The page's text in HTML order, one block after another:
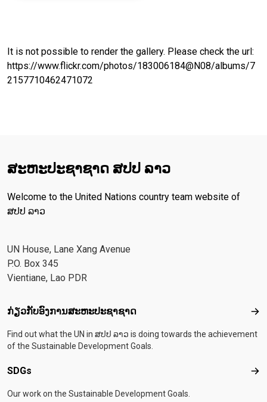
It is not possible to render the gallery. Please check the url:
https://www.flickr.com/photos/183006184@N08/albums/7
2157710462471072
ສະ​ຫະ​ປະ​ຊາ​ຊາດ ສປປ ລາວ
Welcome to the United Nations country team website of
ສປປ ລາວ
UN House, Lane Xang Avenue
P.O. Box 345
Vientiane, Lao PDR
Footer menu
ກ່ຽວກັບອົງການສະຫະປະຊາຊາດ ກ່ຽ
Find out what the UN in ສປປ ລາວ is doing towards the achievement
of the Sustainable Development Goals.
SDGs
Our work on the Sustainable Development Goals.